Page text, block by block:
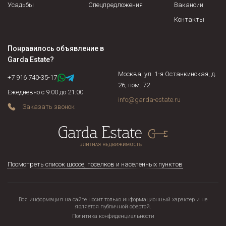
стоимость (применяется в случае наличия в доме
предметов антиквариата, эксклюзивных предметов
Усадьбы
Спецпредложения
Вакансии
Контакты
Понравилось объявление в
Garda Estate?
+7 916 740-35-17
Ежедневно с 9:00 до 21:00
Заказать звонок
Москва, ул. 1-я Останкинская, д.
26, пом. 72
info@garda-estate.ru
Посмотреть список шоссе, поселков и населенных пунктов
Вся информация на сайте носит только информационный характер и не
является публичной офертой.
Политика конфиденциальности